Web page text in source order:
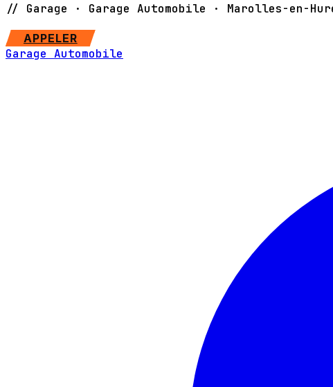
// Garage · Garage Automobile · Marolles-en-
APPELER
Garage Automobile